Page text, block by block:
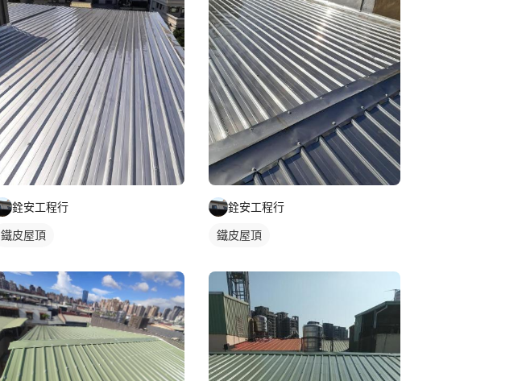
銓安工程行
鐵皮屋頂
銓安工程行
鐵皮屋頂